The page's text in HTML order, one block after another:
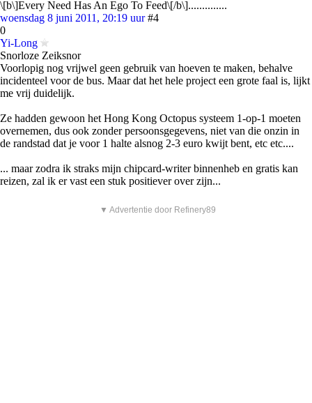
\[b\]Every Need Has An Ego To Feed\[/b\]..............
woensdag 8 juni 2011, 20:19 uur #4
0
Yi-Long
Snorloze Zeiksnor
Voorlopig nog vrijwel geen gebruik van hoeven te maken, behalve
incidenteel voor de bus. Maar dat het hele project een grote faal is, lijkt
me vrij duidelijk.
Ze hadden gewoon het Hong Kong Octopus systeem 1-op-1 moeten
overnemen, dus ook zonder persoonsgegevens, niet van die onzin in
de randstad dat je voor 1 halte alsnog 2-3 euro kwijt bent, etc etc....
... maar zodra ik straks mijn chipcard-writer binnenheb en gratis kan
reizen, zal ik er vast een stuk positiever over zijn...
▼ Advertentie door Refinery89